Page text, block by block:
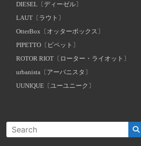
DIESEL〔ディーゼル〕
LAUT〔ラウト〕
OtterBox〔オッターボックス〕
PIPETTO〔ピペット〕
ROTOR RIOT〔ローター・ライオット〕
urbanista〔アーバニスタ〕
UUNIQUE〔ユーユニーク〕